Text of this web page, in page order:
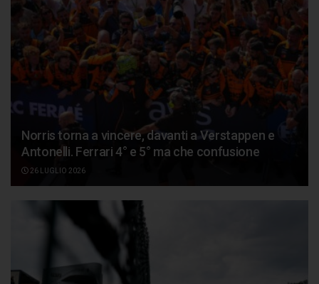
Norris torna a vincere, davanti a Verstappen e
Antonelli. Ferrari 4° e 5° ma che confusione
26 LUGLIO 2026